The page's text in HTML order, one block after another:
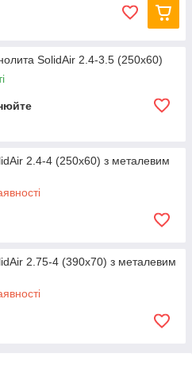
SolidAir 2.4-3.5 (250х60)
2.4-4 (250х60) з металевим
2.75-4 (390х70) з металевим